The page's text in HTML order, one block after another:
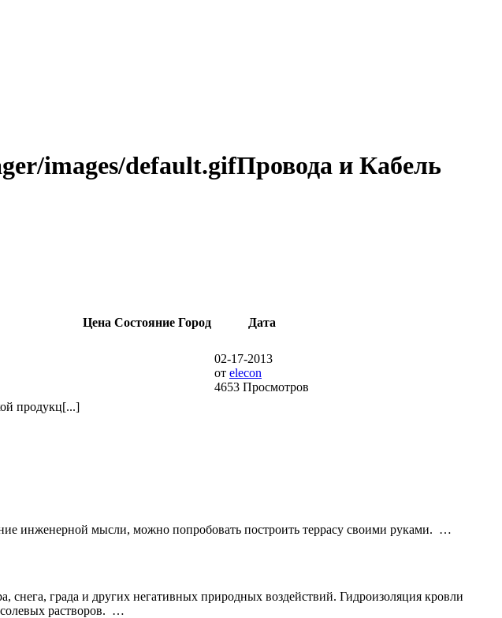
Провода и Кабель
Цена Состояние Город Дата
продукц[...]
02-17-2013
от elecon
4653 Просмотров
инженерной мысли, можно попробовать построить террасу своими руками. …
снега, града и других негативных природных воздействий. Гидроизоляция кровли
растворов. …